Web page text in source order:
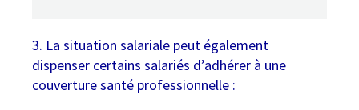
3. La situation salariale peut également
dispenser certains salariés d’adhérer à une
couverture santé professionnelle :